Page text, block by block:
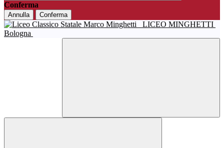
Conferma
Annulla Conferma
LICEO MINGHETTI
Bologna